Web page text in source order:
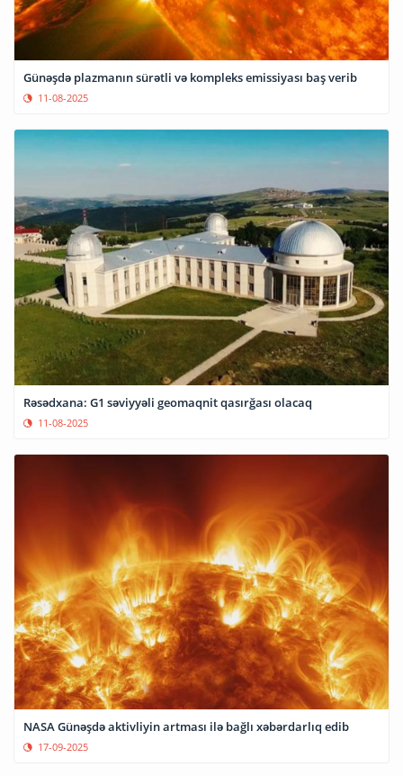
Günəşdə plazmanın sürətli və kompleks emissiyası baş verib
11-08-2025
Rəsədxana: G1 səviyyəli geomaqnit qasırğası olacaq
11-08-2025
NASA Günəşdə aktivliyin artması ilə bağlı xəbərdarlıq edib
17-09-2025